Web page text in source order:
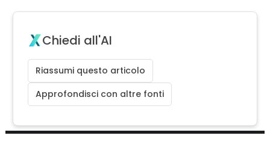
Chiedi all'AI
Riassumi questo articolo
Approfondisci con altre fonti